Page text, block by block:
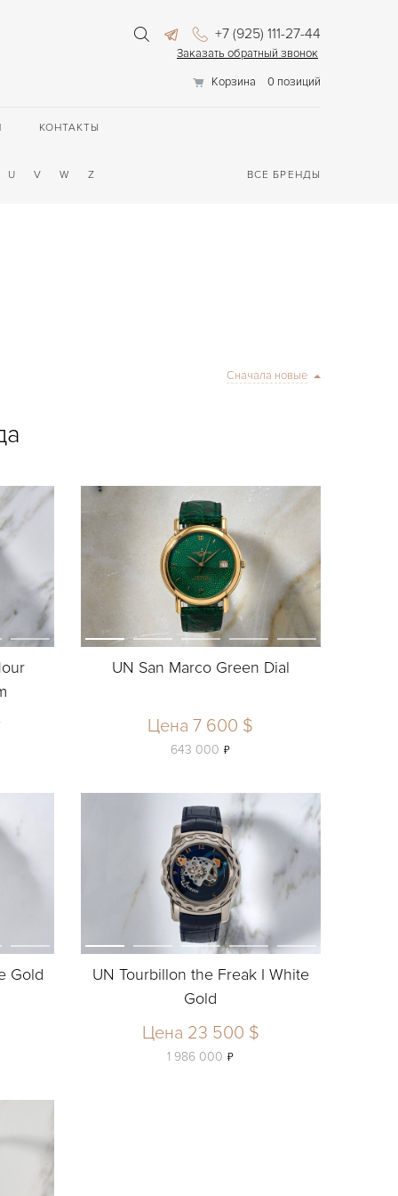
+7 (925) 111-27-44
Заказать обратный звонок
Корзина
0 позиций
КОНТАКТЫ
U V W Z ВСЕ БРЕНДЫ
Сначала новые
UN San Marco Green Dial
Цена 7 600 $
643 000 ь
Gold
UN Tourbillon the Freak I White
Gold
Цена 23 500 $
1 986 000 ь